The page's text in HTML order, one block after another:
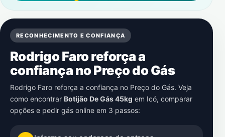
RECONHECIMENTO E CONFIANÇA
Rodrigo Faro reforça a
confiança no Preço do Gás
Rodrigo Faro reforça a confiança no Preço do Gás. Veja
como encontrar Botijão De Gás 45kg em Icó, comparar
opções e pedir gás online em 3 passos: